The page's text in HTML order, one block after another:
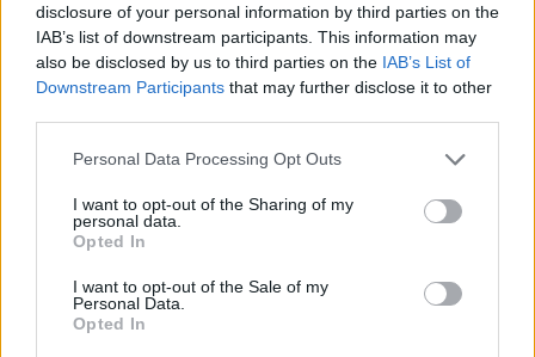
disclosure of your personal information by third parties on the
IAB’s list of downstream participants. This information may
also be disclosed by us to third parties on the IAB’s List of
Downstream Participants that may further disclose it to other
Personal Data Processing Opt Outs
I want to opt-out of the Sharing of my
personal data.
Opted In
I want to opt-out of the Sale of my
Personal Data.
Opted In
7 Ago 2026
L'Ossese si prepara all'esordio in D: Forzati,
Cabrera, Tesio, Limongelli, Bolzicco e tanti
giovani tra i…
Il Monastir 1983 si trasforma da Associazione
Sportiva in Srl